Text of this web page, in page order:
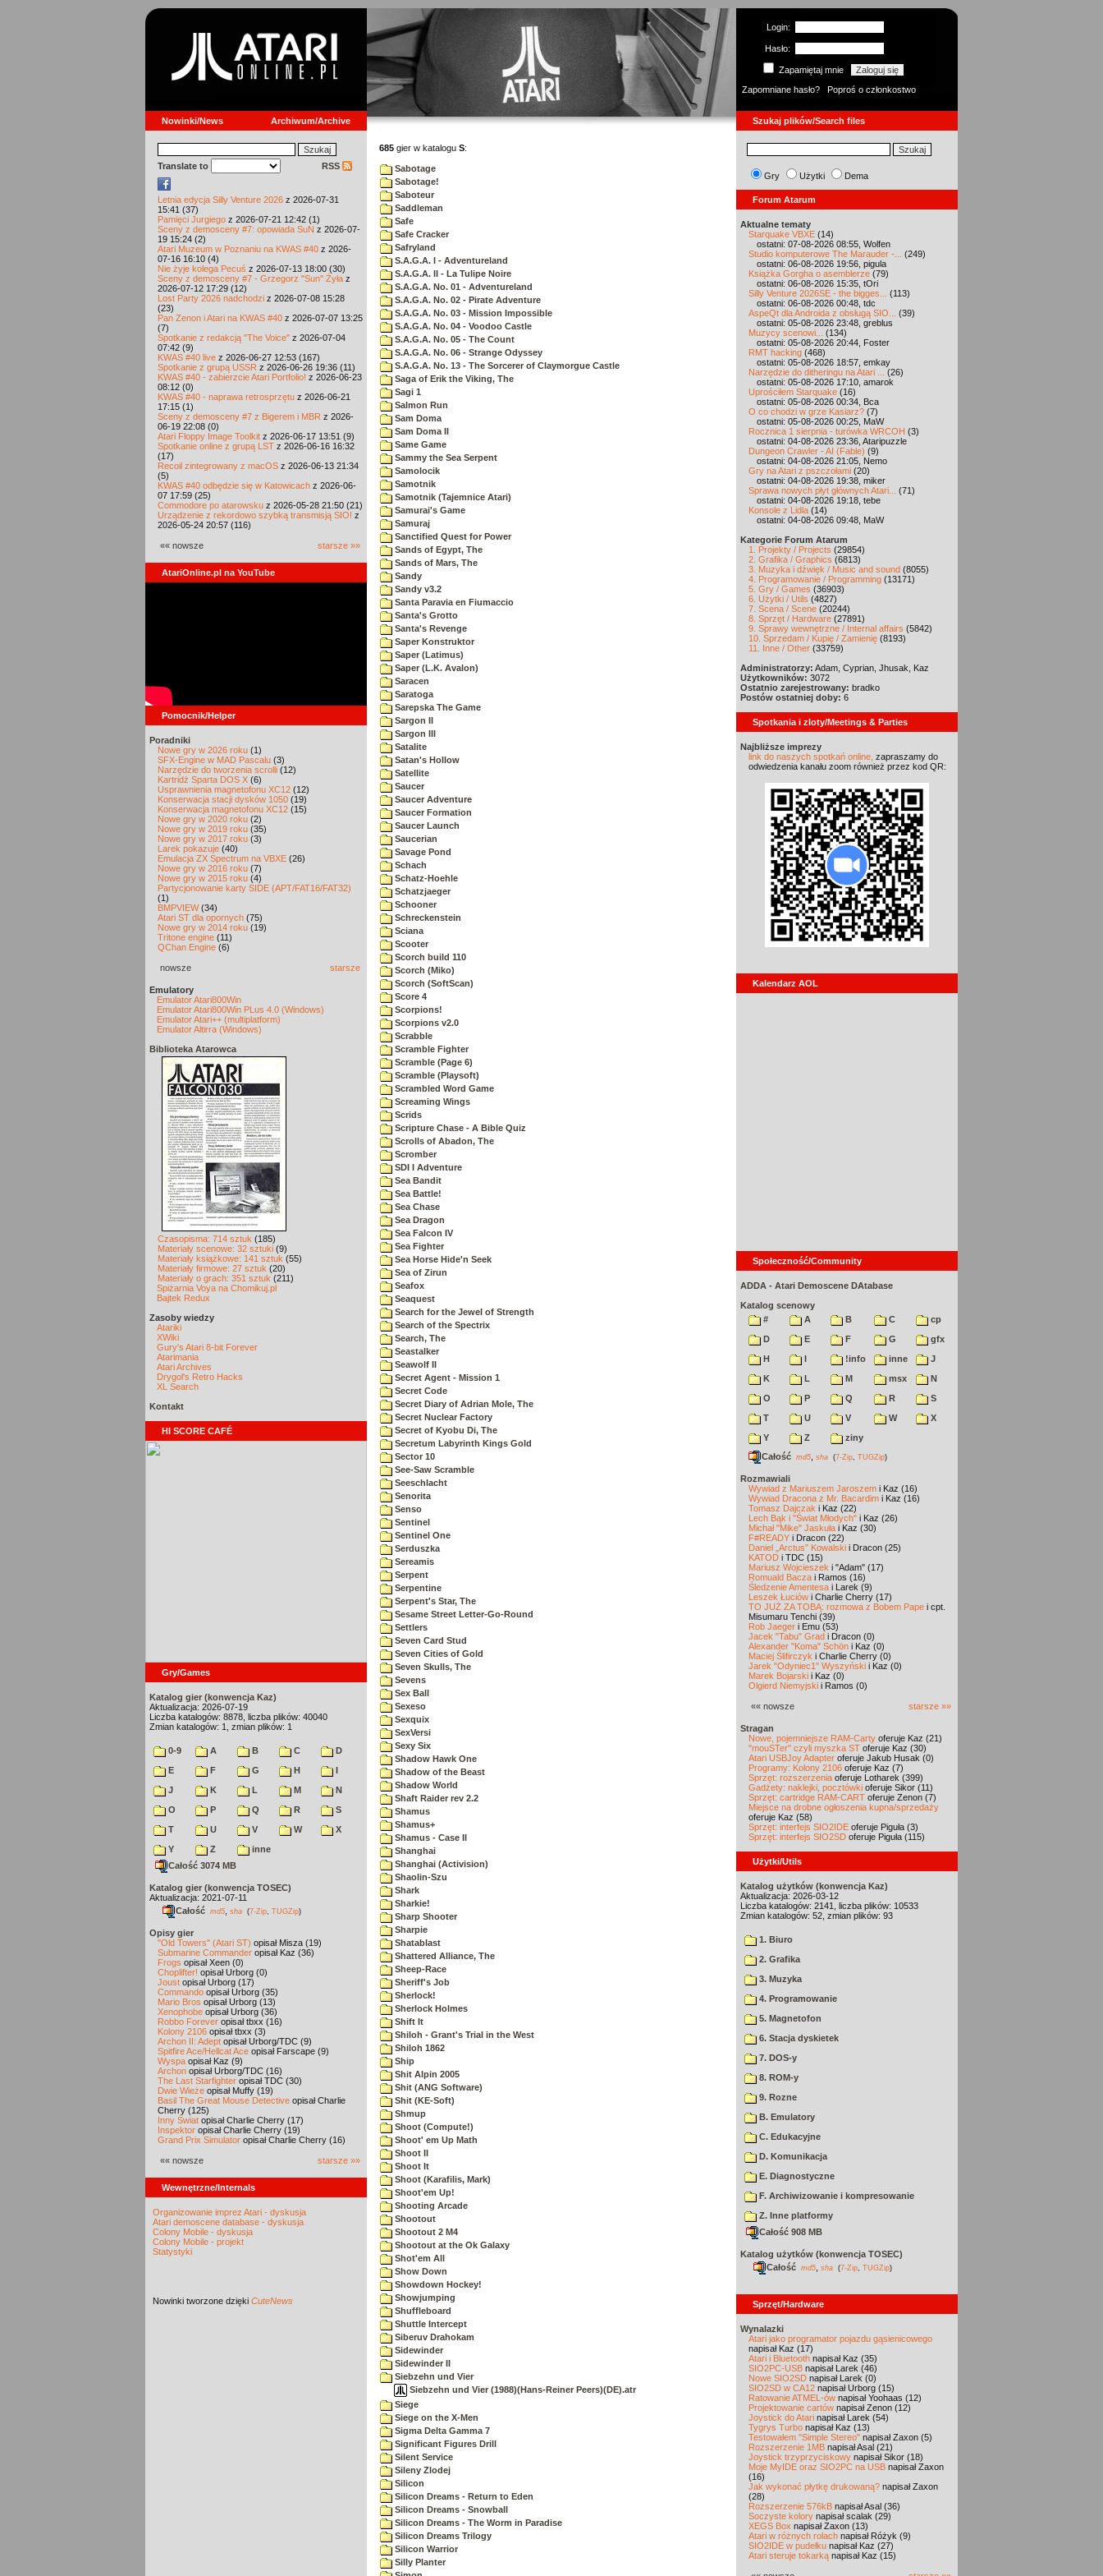
Login:
Hasło:
Zapamiętaj mnie
Zapomniane hasło?
Poproś o członkostwo
Nowinki/News Archiwum/Archive Szukaj plików/Search files
Translate to RSS
Letnia edycja Silly Venture 2026 z 2026-07-31
15:41 (37)
Pamięci Jurgiego z 2026-07-21 12:42 (1)
Sceny z demosceny #7: opowiada SuN z 2026-07-
19 15:24 (2)
Atari Muzeum w Poznaniu na KWAS #40 z 2026-
07-16 16:10 (4)
Nie żyje kolega Pecuś z 2026-07-13 18:00 (30)
Sceny z demosceny #7 - Grzegorz "Sun" Żyła z
2026-07-12 17:29 (12)
Lost Party 2026 nadchodzi z 2026-07-08 15:28
(23)
Pan Zenon i Atari na KWAS #40 z 2026-07-07 13:25
(7)
Spotkanie z redakcją "The Voice" z 2026-07-04
07:42 (9)
KWAS #40 live z 2026-06-27 12:53 (167)
Spotkanie z grupą USSR z 2026-06-26 19:36 (11)
KWAS #40 - zabierzcie Atari Portfolio! z 2026-06-23
08:12 (0)
KWAS #40 - naprawa retrosprzętu z 2026-06-21
17:15 (1)
Sceny z demosceny #7 z Bigerem i MBR z 2026-
06-19 22:08 (0)
Atari Floppy Image Toolkit z 2026-06-17 13:51 (9)
Spotkanie online z grupą LST z 2026-06-16 16:32
(17)
Recoil zintegrowany z macOS z 2026-06-13 21:34
(5)
KWAS #40 odbędzie się w Katowicach z 2026-06-
07 17:59 (25)
Commodore po atarowsku z 2026-05-28 21:50 (21)
Urządzenie z rekordowo szybką transmisją SIO! z
2026-05-24 20:57 (116)
«« nowsze starsze »»
AtariOnline.pl na YouTube
Pomocnik/Helper
Poradniki
Nowe gry w 2026 roku (1)
SFX-Engine w MAD Pascalu (3)
Narzędzie do tworzenia scrolli (12)
Kartridż Sparta DOS X (6)
Usprawnienia magnetofonu XC12 (12)
Konserwacja stacji dysków 1050 (19)
Konserwacja magnetofonu XC12 (15)
Nowe gry w 2020 roku (2)
Nowe gry w 2019 roku (35)
Nowe gry w 2017 roku (3)
Larek pokazuje (40)
Emulacja ZX Spectrum na VBXE (26)
Nowe gry w 2016 roku (7)
Nowe gry w 2015 roku (4)
Partycjonowanie karty SIDE (APT/FAT16/FAT32)
(1)
BMPVIEW(34)
Atari ST dla opornych (75)
Nowe gry w 2014 roku (19)
Tritone engine (11)
QChan Engine (6)
nowsze starsze
Emulatory
Emulator Atari800Win
Emulator Atari800Win PLus 4.0 (Windows)
Emulator Atari++ (multiplatform)
Emulator Altirra (Windows)
Biblioteka Atarowca
Czasopisma: 714 sztuk (185)
Materiały scenowe: 32 sztuki (9)
Materiały książkowe: 141 sztuk (55)
Materiały firmowe: 27 sztuk (20)
Materiały o grach: 351 sztuk (211)
Spiżarnia Voya na Chomikuj.pl
Bajtek Redux
Zasoby wiedzy
Atariki
XWiki
Gury's Atari 8-bit Forever
Atarimania
Atari Archives
Drygol's Retro Hacks
XL Search
Kontakt
HI SCORE CAFÉ
Gry/Games
Katalog gier (konwencja Kaz)
Aktualizacja: 2026-07-19
Liczba katalogów: 8878, liczba plików: 40040
Zmian katalogów: 1, zmian plików: 1
0-9 A B C
D
E
F G H
I
J
K L M
N
O
P Q R
S
T
U V W
X
Y
Z
inne
Całość 3074 MB
Katalog gier (konwencja TOSEC)
Aktualizacja: 2021-07-11
Całość md5 sha (7-Zip TUGZip)
Opisy gier
"Old Towers" (Atari ST) opisał Misza (19)
Submarine Commander opisał Kaz (36)
Frogs opisał Xeen (0)
Choplifter! opisał Urborg (0)
Joust opisał Urborg (17)
Commando opisał Urborg (35)
Mario Bros opisał Urborg (13)
Xenophobe opisał Urborg (36)
Robbo Forever opisał tbxx (16)
Kolony 2106 opisał tbxx (3)
Archon II: Adept opisał Urborg/TDC (9)
Spitfire Ace/Hellcat Ace opisał Farscape (9)
Wyspa opisał Kaz (9)
Archon opisał Urborg/TDC (16)
The Last Starfighter opisał TDC (30)
Dwie Wieże opisał Muffy (19)
Basil The Great Mouse Detective opisał Charlie
Cherry (125)
Inny Świat opisał Charlie Cherry (17)
Inspektor opisał Charlie Cherry (19)
Grand Prix Simulator opisał Charlie Cherry (16)
«« nowsze starsze »»
Wewnętrzne/Internals
Organizowanie imprez Atari - dyskusja
Atari demoscene database - dyskusja
Colony Mobile - dyskusja
Colony Mobile - projekt
Statystyki
Nowinki tworzone dzięki CuteNews
685 gier w katalogu S:
Sabotage
Sabotage!
Saboteur
Saddleman
Safe
Safe Cracker
Safryland
S.A.G.A. I - Adventureland
S.A.G.A. II - La Tulipe Noire
S.A.G.A. No. 01 - Adventureland
S.A.G.A. No. 02 - Pirate Adventure
S.A.G.A. No. 03 - Mission Impossible
S.A.G.A. No. 04 - Voodoo Castle
S.A.G.A. No. 05 - The Count
S.A.G.A. No. 06 - Strange Odyssey
S.A.G.A. No. 13 - The Sorcerer of Claymorgue Castle
Saga of Erik the Viking, The
Sagi 1
Salmon Run
Sam Doma
Sam Doma II
Same Game
Sammy the Sea Serpent
Samolocik
Samotnik
Samotnik (Tajemnice Atari)
Samurai's Game
Samuraj
Sanctified Quest for Power
Sands of Egypt, The
Sands of Mars, The
Sandy
Sandy v3.2
Santa Paravia en Fiumaccio
Santa's Grotto
Santa's Revenge
Saper Konstruktor
Saper (Latimus)
Saper (L.K. Avalon)
Saracen
Saratoga
Sarepska The Game
Sargon II
Sargon III
Satalite
Satan's Hollow
Satellite
Saucer
Saucer Adventure
Saucer Formation
Saucer Launch
Saucerian
Savage Pond
Schach
Schatz-Hoehle
Schatzjaeger
Schooner
Schreckenstein
Sciana
Scooter
Scorch build 110
Scorch (Miko)
Scorch (SoftScan)
Score 4
Scorpions!
Scorpions v2.0
Scrabble
Scramble Fighter
Scramble (Page 6)
Scramble (Playsoft)
Scrambled Word Game
Screaming Wings
Scrids
Scripture Chase - A Bible Quiz
Scrolls of Abadon, The
Scromber
SDI I Adventure
Sea Bandit
Sea Battle!
Sea Chase
Sea Dragon
Sea Falcon IV
Sea Fighter
Sea Horse Hide'n Seek
Sea of Zirun
Seafox
Seaquest
Search for the Jewel of Strength
Search of the Spectrix
Search, The
Seastalker
Seawolf II
Secret Agent - Mission 1
Secret Code
Secret Diary of Adrian Mole, The
Secret Nuclear Factory
Secret of Kyobu Di, The
Secretum Labyrinth Kings Gold
Sector 10
See-Saw Scramble
Seeschlacht
Senorita
Senso
Sentinel
Sentinel One
Serduszka
Sereamis
Serpent
Serpentine
Serpent's Star, The
Sesame Street Letter-Go-Round
Settlers
Seven Card Stud
Seven Cities of Gold
Seven Skulls, The
Sevens
Sex Ball
Sexeso
Sexquix
SexVersi
Sexy Six
Shadow Hawk One
Shadow of the Beast
Shadow World
Shaft Raider rev 2.2
Shamus
Shamus+
Shamus - Case II
Shanghai
Shanghai (Activision)
Shaolin-Szu
Shark
Sharkie!
Sharp Shooter
Sharpie
Shatablast
Shattered Alliance, The
Sheep-Race
Sheriff's Job
Sherlock!
Sherlock Holmes
Shift It
Shiloh - Grant's Trial in the West
Shiloh 1862
Ship
Shit Alpin 2005
Shit (ANG Software)
Shit (KE-Soft)
Shmup
Shoot (Compute!)
Shoot' em Up Math
Shoot II
Shoot It
Shoot (Karafilis, Mark)
Shoot'em Up!
Shooting Arcade
Shootout
Shootout 2 M4
Shootout at the Ok Galaxy
Shot'em All
Show Down
Showdown Hockey!
Showjumping
Shuffleboard
Shuttle Intercept
Siberuv Drahokam
Sidewinder
Sidewinder II
Siebzehn und Vier
Siebzehn und Vier (1988)(Hans-Reiner Peers)(DE).atr
Siege
Siege on the X-Men
Sigma Delta Gamma 7
Significant Figures Drill
Silent Service
Sileny Zlodej
Silicon
Silicon Dreams - Return to Eden
Silicon Dreams - Snowball
Silicon Dreams - The Worm in Paradise
Silicon Dreams Trilogy
Silicon Warrior
Silly Planter
Gry Użytki Dema
Forum Atarum
Aktualne tematy
Starquake VBXE (14)
ostatni: 07-08-2026 08:55, Wolfen
Studio komputerowe The Marauder -...
(249)
ostatni: 06-08-2026 19:56, pigula
Książka Gorgha o asemblerze (79)
ostatni: 06-08-2026 15:35, tOri
Silly Venture 2026SE - the bigges...
(113)
ostatni: 06-08-2026 00:48, tdc
AspeQt dla Androida z obsługą SIO...
(39)
ostatni: 05-08-2026 23:48, greblus
Muzycy scenowi...
(134)
ostatni: 05-08-2026 20:44, Foster
RMT hacking (468)
ostatni: 05-08-2026 18:57, emkay
Narzędzie do ditheringu na Atari ...
(26)
ostatni: 05-08-2026 17:10, amarok
Uprościłem Starquake (16)
ostatni: 05-08-2026 00:34, Bca
O co chodzi w grze Kasiarz? (7)
ostatni: 05-08-2026 00:25, MaW
Rocznica 1 sierpnia - turówka WRCOH (3)
ostatni: 04-08-2026 23:36, Ataripuzzle
Dungeon Crawler - AI (Fable) (9)
ostatni: 04-08-2026 21:05, Nemo
Gry na Atari z pszczołami (20)
ostatni: 04-08-2026 19:38, miker
Sprawa nowych płyt głównych Atari...
(71)
ostatni: 04-08-2026 19:18, tebe
Konsole z Lidla (14)
ostatni: 04-08-2026 09:48, MaW
Kategorie Forum Atarum
1. Projekty / Projects (29854)
2. Grafika / Graphics (6813)
3. Muzyka i dźwięk / Music and sound (8055)
4. Programowanie / Programming (13171)
5. Gry / Games (36903)
6. Użytki / Utils (4827)
7. Scena / Scene (20244)
8. Sprzęt / Hardware (27891)
9. Sprawy wewnętrzne / Internal affairs (5842)
10. Sprzedam / Kupię / Zamienię (8193)
11. Inne / Other (33759)
Administratorzy: Adam, Cyprian, Jhusak, Kaz
Użytkowników: 3072
Ostatnio zarejestrowany: bradko
Postów ostatniej doby: 6
Spotkania i zloty/Meetings & Parties
Najbliższe imprezy
link do naszych spotkań online, zapraszamy do
odwiedzenia kanału zoom również przez kod QR:
Kalendarz AOL
Społeczność/Community
ADDA - Atari Demoscene DAtabase
Katalog scenowy
#
A B C
cp
D
E F G
gfx
H
I !info inne
J
K
L M msx
N
O
P Q R
S
T
U V W
X
Y
Z
ziny
Całość md5 sha (7-Zip TUGZip)
Rozmawiali
Wywiad z Mariuszem Jaroszem i Kaz (16)
Wywiad Dracona z Mr. Bacardim i Kaz (16)
Tomasz Dajczak i Kaz (22)
Lech Bąk i "Świat Młodych" i Kaz (26)
Michał "Mike" Jaskuła i Kaz (30)
F#READY i Dracon (22)
Daniel „Arctus” Kowalski i Dracon (25)
KATOD i TDC (15)
Mariusz Wojcieszek i "Adam" (17)
Romuald Bacza i Ramos (16)
Śledzenie Amentesa i Larek (9)
Leszek Łuciów i Charlie Cherry (17)
TO JUŻ ZA TOBĄ: rozmowa z Bobem Pape i cpt.
Misumaru Tenchi (39)
Rob Jaeger i Emu (53)
Jacek "Tabu" Grad i Dracon (0)
Alexander "Koma" Schön i Kaz (0)
Maciej Ślifirczyk i Charlie Cherry (0)
Jarek "Odyniec1" Wyszyński i Kaz (0)
Marek Bojarski i Kaz (0)
Olgierd Niemyjski i Ramos (0)
«« nowsze starsze »»
Stragan
Nowe, pojemniejsze RAM-Carty oferuje Kaz (21)
"mouSTer" czyli myszka ST oferuje Kaz (30)
Atari USBJoy Adapter oferuje Jakub Husak (0)
Programy: Kolony 2106 oferuje Kaz (7)
Sprzęt: rozszerzenia oferuje Lotharek (399)
Gadżety: naklejki, pocztówki oferuje Sikor (11)
Sprzęt: cartridge RAM-CART oferuje Zenon (7)
Miejsce na drobne ogłoszenia kupna/sprzedaży
oferuje Kaz (58)
Sprzęt: interfejs SIO2IDE oferuje Piguła (3)
Sprzęt: interfejs SIO2SD oferuje Piguła (115)
Użytki/Utils
Katalog użytków (konwencja Kaz)
Aktualizacja: 2026-03-12
Liczba katalogów: 2141, liczba plików: 10533
Zmian katalogów: 52, zmian plików: 93
1. Biuro
2. Grafika
3. Muzyka
4. Programowanie
5. Magnetofon
6. Stacja dyskietek
7. DOS-y
8. ROM-y
9. Rozne
B. Emulatory
C. Edukacyjne
D. Komunikacja
E. Diagnostyczne
F. Archiwizowanie i kompresowanie
Z. Inne platformy
Całość 908 MB
Katalog użytków (konwencja TOSEC)
Całość md5 sha (7-Zip TUGZip)
Sprzęt/Hardware
Wynalazki
Atari jako programator pojazdu gąsienicowego
napisał Kaz (17)
Atari i Bluetooth napisał Kaz (35)
SIO2PC-USB napisał Larek (46)
Nowe SIO2SD napisał Larek (0)
SIO2SD w CA12 napisał Urborg (15)
Ratowanie ATMEL-ów napisał Yoohaas (12)
Projektowanie cartów napisał Zenon (12)
Joystick do Atari napisał Larek (54)
Tygrys Turbo napisał Kaz (13)
Testowałem "Simple Stereo" napisał Zaxon (5)
Rozszerzenie 1MB napisał Asal (21)
Joystick trzyprzyciskowy napisał Sikor (18)
Moje MyIDE oraz SIO2PC na USB napisał Zaxon
(16)
Jak wykonać płytkę drukowaną? napisał Zaxon
(28)
Rozszerzenie 576kB napisał Asal (36)
Soczyste kolory napisał scalak (29)
XEGS Box napisał Zaxon (13)
Atari w różnych rolach napisał Różyk (9)
SIO2IDE w pudełku napisał Kaz (27)
Atari steruje tokarką napisał Kaz (15)